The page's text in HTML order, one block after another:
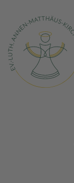
Startseite